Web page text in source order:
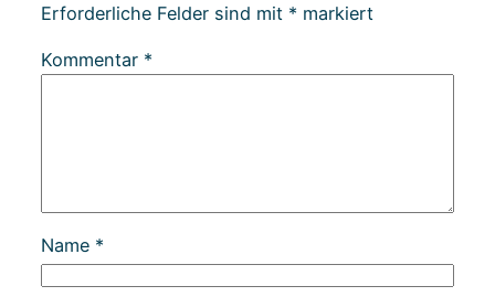
Erforderliche Felder sind mit * markiert
Kommentar *
Name *